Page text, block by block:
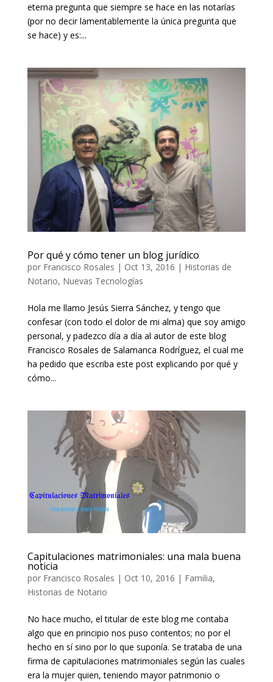
eterna pregunta que siempre se hace en las notarías
(por no decir lamentablemente la única pregunta que
se hace) y es:...
Por qué y cómo tener un blog jurídico
por Francisco Rosales | Oct 13, 2016 | Historias de
Notario, Nuevas Tecnologías
Hola me llamo Jesús Sierra Sánchez, y tengo que
confesar (con todo el dolor de mi alma) que soy amigo
personal, y padezco día a día al autor de este blog
Francisco Rosales de Salamanca Rodríguez, el cual me
ha pedido que escriba este post explicando por qué y
cómo...
Capitulaciones matrimoniales: una mala buena
noticia
por Francisco Rosales | Oct 10, 2016 | Familia,
Historias de Notario
No hace mucho, el titular de este blog me contaba
algo que en principio nos puso contentos; no por el
hecho en sí sino por lo que suponía. Se trataba de una
firma de capitulaciones matrimoniales según las cuales
era la mujer quien, teniendo mayor patrimonio o